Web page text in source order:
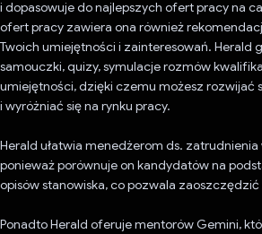
i dopasowuje do najlepszych ofert pracy na
ofert pracy zawiera ona również
Twoich umiejętności i zainteresowań. Herald
samouczki, quizy, symulacje rozmów
umiejętności, dzięki czemu możesz rozwijać
i wyróżniać się na rynku pracy.
Herald ułatwia menedżerom ds.
ponieważ porównuje on kandydatów na
opisów stanowiska, co pozwala zaoszczędzić
Ponadto Herald oferuje mentorów Gemini,